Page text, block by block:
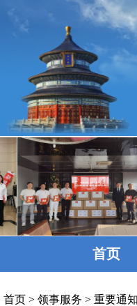
首页
首页 > 领事服务 > 重要通知